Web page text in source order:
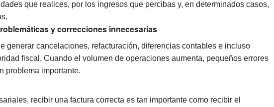
que realices, por los ingresos que percibas y, en determinados casos,
y correcciones innecesarias
generar cancelaciones, refacturación, diferencias contables e incluso
fiscal. Cuando el volumen de operaciones aumenta, pequeños errores
problema importante.
recibir una factura correcta es tan importante como recibir el